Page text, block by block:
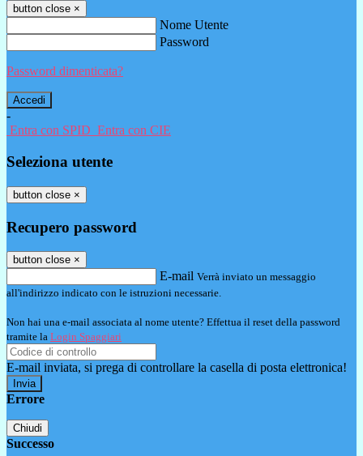
button close ×
Nome Utente
Password
Password dimenticata?
-
Entra con SPID Entra con CIE
Seleziona utente
button close ×
Recupero password
button close ×
E-mail Verrà inviato un messaggio
all'indirizzo indicato con le istruzioni necessarie.
Non hai una e-mail associata al nome utente? Effettua il reset della password
tramite la Login Spaggiari
E-mail inviata, si prega di controllare la casella di posta elettronica!
Errore
Chiudi
Successo